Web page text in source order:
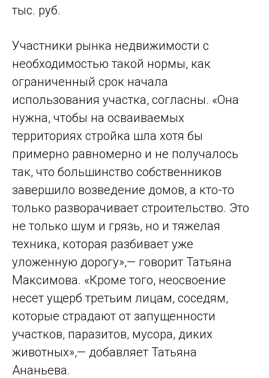
тыс. руб.
Участники рынка недвижимости с
необходимостью такой нормы, как
ограниченный срок начала
использования участка, согласны. «Она
нужна, чтобы на осваиваемых
территориях стройка шла хотя бы
примерно равномерно и не получалось
так, что большинство собственников
завершило возведение домов, а кто-то
только разворачивает строительство. Это
не только шум и грязь, но и тяжелая
техника, которая разбивает уже
уложенную дорогу»,— говорит Татьяна
Максимова. «Кроме того, неосвоение
несет ущерб третьим лицам, соседям,
которые страдают от запущенности
участков, паразитов, мусора, диких
животных»,— добавляет Татьяна
Ананьева.